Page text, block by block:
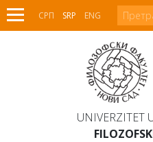
СРП SRP ENG
UNIVERZITET